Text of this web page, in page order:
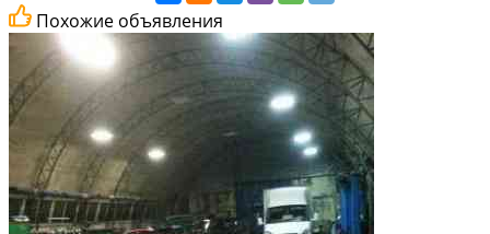
Похожие объявления